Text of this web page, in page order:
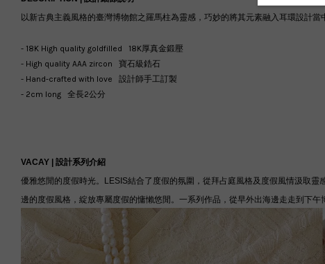
以新古典主義風格的臺灣博物館之羅馬柱為靈感，巧妙的將其元素融入耳環設計當
- 18K High quality goldfilled 18K厚真金鍛壓
- High quality AAA zircon 寶石級鋯石
- Hand-crafted with love 設計師手工訂製
- 2cm long 全長2公分
VACAY | 設計系列介紹
優雅悠閒的度假時光。LESIS結合了度假的氛圍，從拜占庭風格及度假風情汲取
邊的度假風格，綻放專屬度假的慵懶悠閒。一系列作品，從早外出海邊走走到下